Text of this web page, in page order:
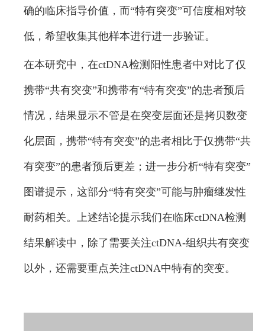
确的临床指导价值，而“特有突变”可信度相对较
低，希望收集其他样本进行进一步验证。
在本研究中，在ctDNA检测阳性患者中对比了仅
携带“共有突变”和携带有“特有突变”的患者预后
情况，结果显示不管是在突变层面还是拷贝数变
化层面，携带“特有突变”的患者相比于仅携带“共
有突变”的患者预后更差；进一步分析“特有突变”
图谱提示，这部分“特有突变”可能与肿瘤继发性
耐药相关。上述结论提示我们在临床ctDNA检测
结果解读中，除了需要关注ctDNA-组织共有突变
以外，还需要重点关注ctDNA中特有的突变。